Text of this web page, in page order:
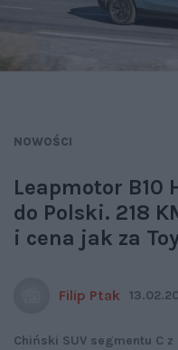
NOWOŚCI
Leapmotor B10
do Polski. 218
i cena jak za
Filip Ptak
Chiński SUV segmentu C z